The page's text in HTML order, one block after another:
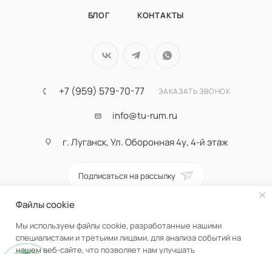
БЛОГ
КОНТАКТЫ
+7 (959) 579-70-77 ЗАКАЗАТЬ ЗВОНОК
info@tu-rum.ru
г. Луганск, Ул. Оборонная 4у, 4-й этаж
Подписаться на рассылку
Файлы cookie
Мы используем файлы cookie, разработанные нашими
специалистами и третьими лицами, для анализа событий на
нашем веб-сайте, что позволяет нам улучшать